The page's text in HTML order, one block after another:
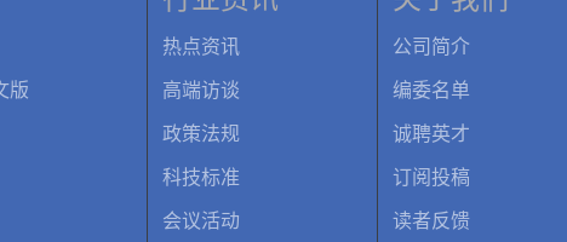
版
热点资讯
高端访谈
政策法规
科技标准
会议活动
公司简介
编委名单
诚聘英才
订阅投稿
读者反馈